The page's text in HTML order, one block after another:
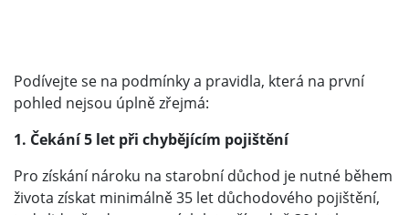
Podívejte se na podmínky a pravidla, která na první
pohled nejsou úplně zřejmá:
1. Čekání 5 let při chybějícím pojištění
Pro získání nároku na starobní důchod je nutné během
života získat minimálně 35 let důchodového pojištění,